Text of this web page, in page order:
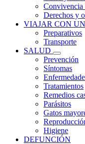
Convivencia
Derechos y
VIAJAR CON
Preparativos
Transporte
SALUD
Prevención
Síntomas
Tratamientos
Remedios
Parásitos
Gatos
Higiene
DEFUNCIÓN